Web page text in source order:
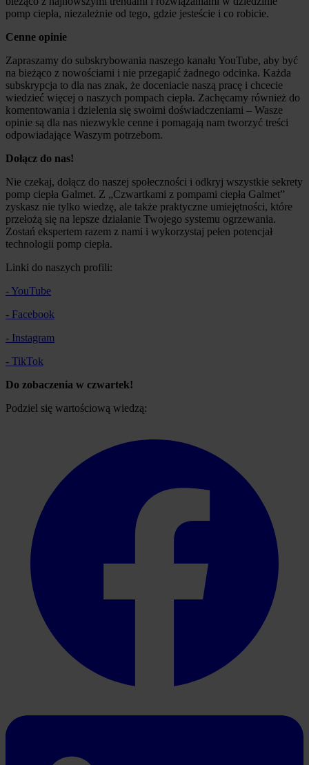
pomp ciepła, niezależnie od tego, gdzie jesteście i co robicie.
Cenne opinie
Zapraszamy do subskrybowania naszego kanału YouTube, aby być
na bieżąco z nowościami i nie przegapić żadnego odcinka. Każda
subskrypcja to dla nas znak, że doceniacie naszą pracę i chcecie
wiedzieć więcej o naszych pompach ciepła. Zachęcamy również do
komentowania i dzielenia się swoimi doświadczeniami – Wasze
opinie są dla nas niezwykle cenne i pomagają nam tworzyć treści
odpowiadające Waszym potrzebom.
Dołącz do nas!
Nie czekaj, dołącz do naszej społeczności i odkryj wszystkie sekrety
pomp ciepła Galmet. Z „Czwartkami z pompami ciepła Galmet”
zyskasz nie tylko wiedzę, ale także praktyczne umiejętności, które
przełożą się na lepsze działanie Twojego systemu ogrzewania.
Zostań ekspertem razem z nami i wykorzystaj pełen potencjał
technologii pomp ciepła.
Linki do naszych profili:
- YouTube
- Facebook
- Instagram
- TikTok
Do zobaczenia w czwartek!
Podziel się wartościową wiedzą: